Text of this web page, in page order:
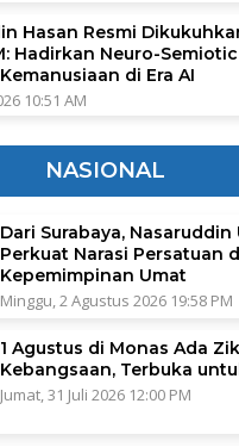
Hasan Resmi
Hadirkan Neuro-
di Era AI
10:51 AM
NASIONAL
Dari Surabaya, Nasaruddin
Perkuat Narasi Persatuan
Kepemimpinan Umat
Minggu, 2 Agustus 2026 19:58 PM
1 Agustus di Monas Ada
Kebangsaan, Terbuka
Jumat, 31 Juli 2026 12:00 PM